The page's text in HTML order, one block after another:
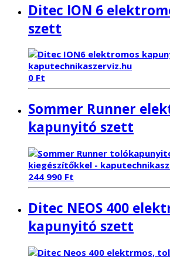
Ditec ION 6
szett
0 Ft
Sommer Runner
kapunyitó szett
244 990 Ft
Ditec NEOS 400
kapunyitó szett